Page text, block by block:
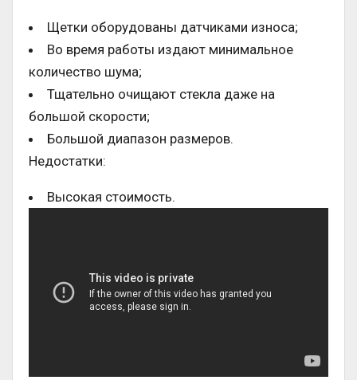
Щетки оборудованы датчиками износа;
Во время работы издают минимальное
количество шума;
Тщательно очищают стекла даже на
большой скорости;
Большой диапазон размеров.
Недостатки:
Высокая стоимость.